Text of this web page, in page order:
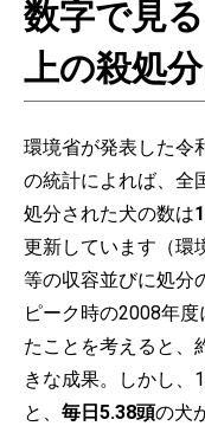
数字で見
上の殺処
環境省が発表した令
の統計によれば、全
処分された犬の数は
更新しています（環
等の収容並びに処分
ピーク時の2008年度
たことを考えると、
きな成果。しかし、
と、 毎日5.38頭の犬